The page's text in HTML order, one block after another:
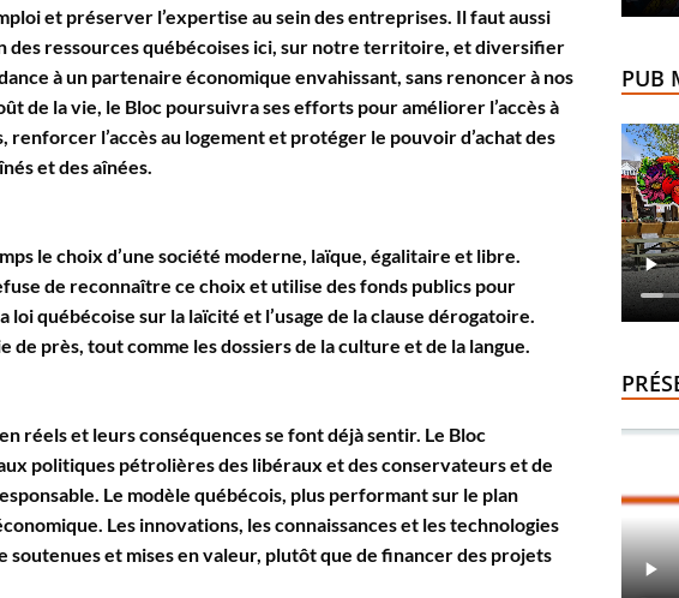
et préserver l’expertise au sein des entreprises. Il faut aussi
des ressources québécoises ici, sur notre territoire, et diversifier
à un partenaire économique envahissant, sans renoncer à nos
de la vie, le Bloc poursuivra ses efforts pour améliorer l’accès à
renforcer l’accès au logement et protéger le pouvoir d’achat des
et des aînées.
le choix d’une société moderne, laïque, égalitaire et libre.
de reconnaître ce choix et utilise des fonds publics pour
québécoise sur la laïcité et l’usage de la clause dérogatoire.
de près, tout comme les dossiers de la culture et de la langue.
réels et leurs conséquences se font déjà sentir. Le Bloc
politiques pétrolières des libéraux et des conservateurs et de
Le modèle québécois, plus performant sur le plan
Les innovations, les connaissances et les technologies
et mises en valeur, plutôt que de financer des projets
PUB